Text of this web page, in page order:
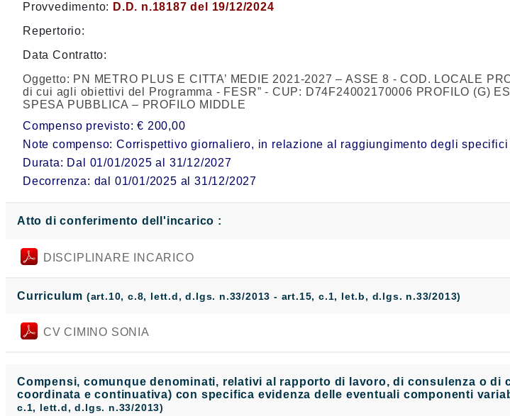
Provvedimento: D.D. n.18187 del 19/12/2024
Repertorio:
Data Contratto:
Oggetto: PN METRO PLUS E CITTA’ MEDIE 2021-2027 – ASSE 8 - COD. LOCALE
di cui agli obiettivi del Programma - FESR” - CUP: D74F24002170006 PROFILO (G)
SPESA PUBBLICA – PROFILO MIDDLE
Compenso previsto: € 200,00
Note compenso: Corrispettivo giornaliero, in relazione al raggiungimento degli
Durata: Dal 01/01/2025 al 31/12/2027
Decorrenza: dal 01/01/2025 al 31/12/2027
Atto di conferimento dell'incarico :
DISCIPLINARE INCARICO
Curriculum (art.10, c.8, lett.d, d.lgs. n.33/2013 - art.15, c.1, let.b, d.lgs. n.33/2013)
CV CIMINO SONIA
Compensi, comunque denominati, relativi al rapporto di lavoro, di consulenza o
coordinata e continuativa) con specifica evidenza delle eventuali componenti
c.1, lett.d, d.lgs. n.33/2013)